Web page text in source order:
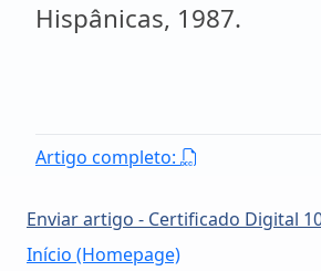
Hispânicas, 1987.
Artigo completo:
Enviar artigo - Certificado Digital
Início (Homepage)